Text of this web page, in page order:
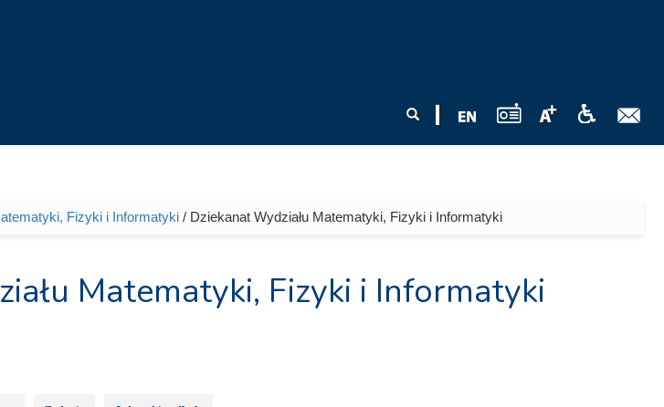
Szukaj
Fizyki i Informatyki/ Dziekanat Wydziału Matematyki, Fizyki i Informatyki
Matematyki, Fizyki i Informatyki